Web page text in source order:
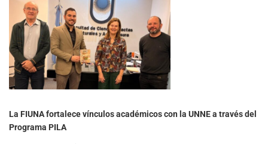
La FIUNA fortalece vínculos académicos con la UNNE a través del
Programa PILA